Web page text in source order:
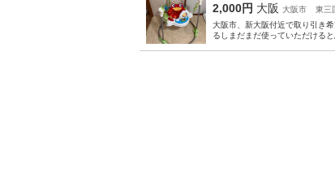
2,000円 大阪 大阪市 東三
大阪市、新大阪付近で取り引き
るしまだまだ使っていただける